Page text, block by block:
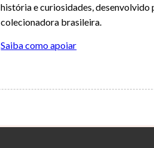
história e curiosidades, desenvolvido
colecionadora brasileira.
Saiba como apoiar